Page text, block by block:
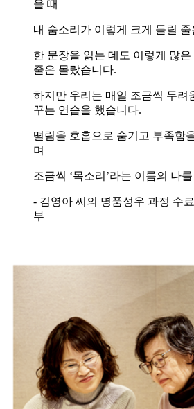
을 때
내 숨소리가 이렇게 크게 들릴
한 문장을 읽는 데도 이렇게 많
줄은 몰랐습니다.
하지만 우리는 매일 조금씩 두려
꾸는 연습을 했습니다.
떨림을 호흡으로 숨기고 부족함
며
조금씩 ‘목소리’라는 이름의 나
- 김영아 씨의 명품성우 과정 수
부